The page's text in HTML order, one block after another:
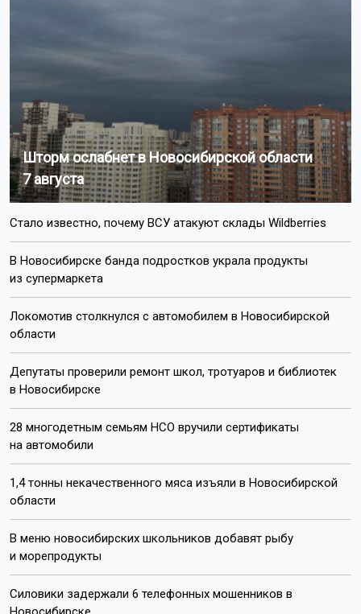
Шторм ослабнет в Новосибирской области
7 августа
Стало известно, почему ВСУ атакуют склады Wildberries
В Новосибирске банда подростков украла продукты
из супермаркета
Локомотив столкнулся с автомобилем в Новосибирской
области
Депутаты проверили ремонт школ, тротуаров и библиотек
в Новосибирске
28 многодетным семьям НСО вручили сертификаты
на автомобили
1,4 тонны некачественного мяса изъяли в Новосибирской
области
В меню новосибирских школьников добавят рыбу
и морепродукты
Силовики задержали 6 телефонных мошенников в